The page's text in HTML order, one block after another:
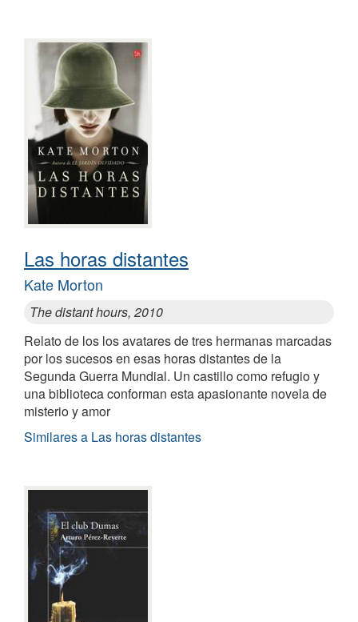
Las horas distantes
Kate Morton
The distant hours, 2010
Relato de los los avatares de tres hermanas marcadas
por los sucesos en esas horas distantes de la
Segunda Guerra Mundial. Un castillo como refugio y
una biblioteca conforman esta apasionante novela de
misterio y amor
Similares a Las horas distantes